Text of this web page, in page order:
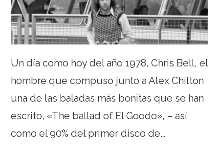
Un día como hoy del año 1978, Chris Bell, el
hombre que compuso junto a Alex Chilton
una de las baladas más bonitas que se han
escrito, «The ballad of El Goodo», – así
como el 90% del primer disco de…